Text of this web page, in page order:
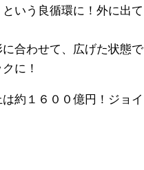
いう良循環に！外に出て
合わせて、広げた状態で
に！
約１６００億円！ジョイ